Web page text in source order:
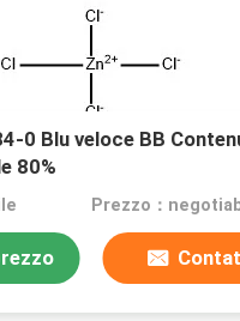
0 Blu veloce BB
80%
Prezzo：